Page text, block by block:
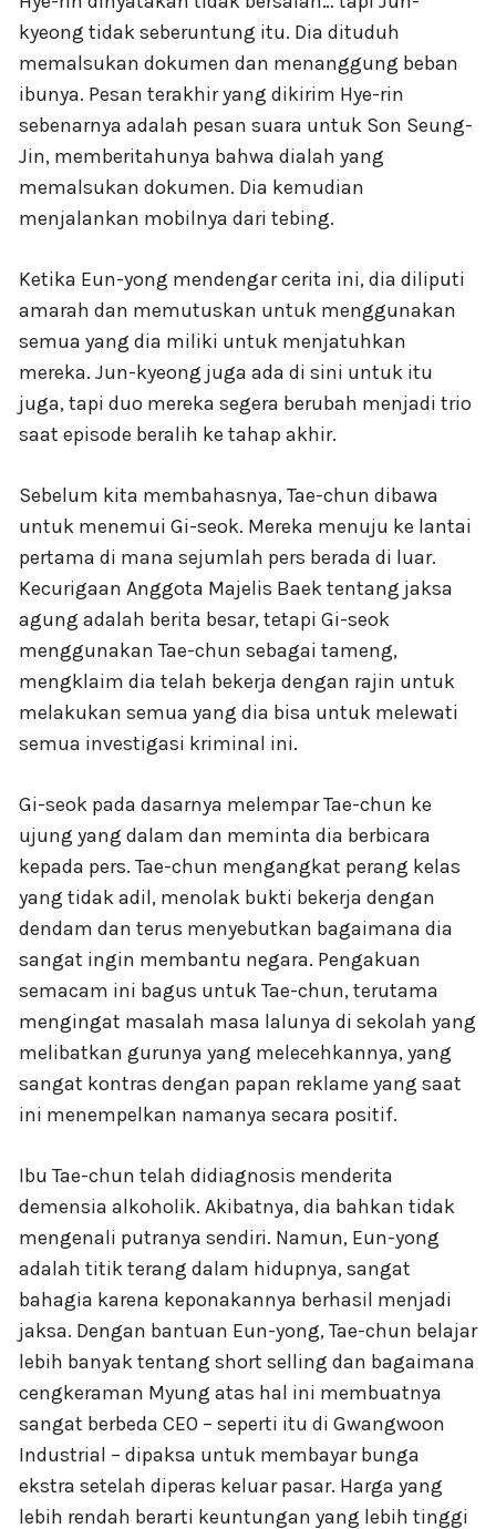
kyeong tidak seberuntung itu. Dia dituduh
memalsukan dokumen dan menanggung beban
ibunya. Pesan terakhir yang dikirim Hye-rin
sebenarnya adalah pesan suara untuk Son Seung-
Jin, memberitahunya bahwa dialah yang
memalsukan dokumen. Dia kemudian
menjalankan mobilnya dari tebing.
Ketika Eun-yong mendengar cerita ini, dia diliputi
amarah dan memutuskan untuk menggunakan
semua yang dia miliki untuk menjatuhkan
mereka. Jun-kyeong juga ada di sini untuk itu
juga, tapi duo mereka segera berubah menjadi trio
saat episode beralih ke tahap akhir.
Sebelum kita membahasnya, Tae-chun dibawa
untuk menemui Gi-seok. Mereka menuju ke lantai
pertama di mana sejumlah pers berada di luar.
Kecurigaan Anggota Majelis Baek tentang jaksa
agung adalah berita besar, tetapi Gi-seok
menggunakan Tae-chun sebagai tameng,
mengklaim dia telah bekerja dengan rajin untuk
melakukan semua yang dia bisa untuk melewati
semua investigasi kriminal ini.
Gi-seok pada dasarnya melempar Tae-chun ke
ujung yang dalam dan meminta dia berbicara
kepada pers. Tae-chun mengangkat perang kelas
yang tidak adil, menolak bukti bekerja dengan
dendam dan terus menyebutkan bagaimana dia
sangat ingin membantu negara. Pengakuan
semacam ini bagus untuk Tae-chun, terutama
mengingat masalah masa lalunya di sekolah yang
melibatkan gurunya yang melecehkannya, yang
sangat kontras dengan papan reklame yang saat
ini menempelkan namanya secara positif.
Ibu Tae-chun telah didiagnosis menderita
demensia alkoholik. Akibatnya, dia bahkan tidak
mengenali putranya sendiri. Namun, Eun-yong
adalah titik terang dalam hidupnya, sangat
bahagia karena keponakannya berhasil menjadi
jaksa. Dengan bantuan Eun-yong, Tae-chun belajar
lebih banyak tentang short selling dan bagaimana
cengkeraman Myung atas hal ini membuatnya
sangat berbeda CEO – seperti itu di Gwangwoon
Industrial – dipaksa untuk membayar bunga
ekstra setelah diperas keluar pasar. Harga yang
lebih rendah berarti keuntungan yang lebih tinggi